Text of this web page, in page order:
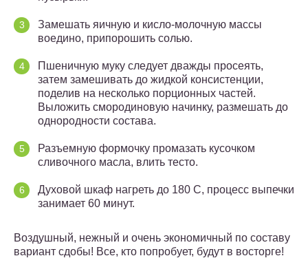
Замешать яичную и кисло-молочную массы
воедино, припорошить солью.
Пшеничную муку следует дважды просеять,
затем замешивать до жидкой консистенции,
поделив на несколько порционных частей.
Выложить смородиновую начинку, размешать до
однородности состава.
Разъемную формочку промазать кусочком
сливочного масла, влить тесто.
Духовой шкаф нагреть до 180 С, процесс выпечки
занимает 60 минут.
Воздушный, нежный и очень экономичный по составу
вариант сдобы! Все, кто попробует, будут в восторге!